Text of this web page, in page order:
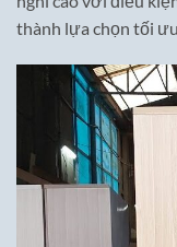
thành lựa chọn tối